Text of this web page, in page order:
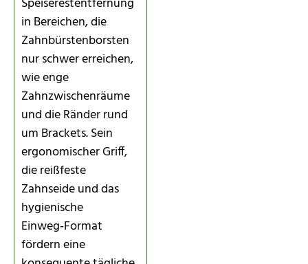
in Bereichen, die
Zahnbürstenborsten
nur schwer erreichen,
wie enge
Zahnzwischenräume
und die Ränder rund
um Brackets. Sein
ergonomischer Griff,
die reißfeste
Zahnseide und das
hygienische
Einweg‑Format
fördern eine